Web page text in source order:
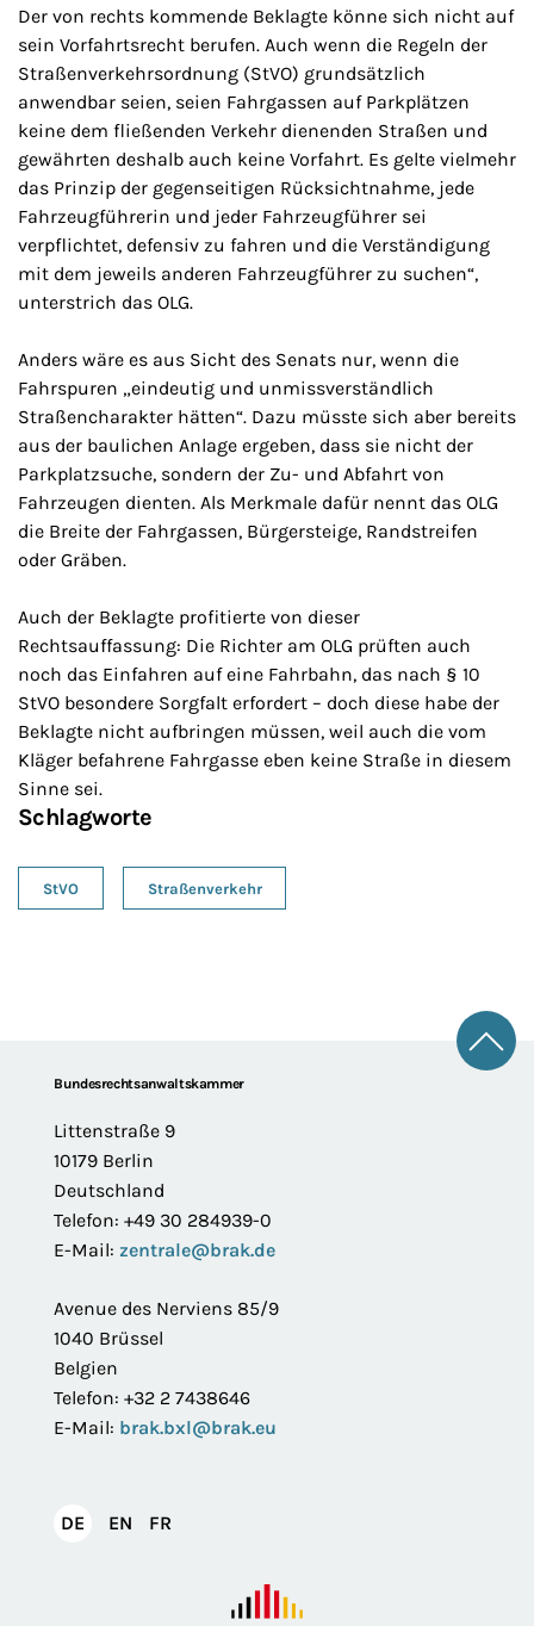
Der von rechts kommende Beklagte könne sich nicht auf
sein Vorfahrtsrecht berufen. Auch wenn die Regeln der
Straßenverkehrsordnung (StVO) grundsätzlich
anwendbar seien, seien Fahrgassen auf Parkplätzen
keine dem fließenden Verkehr dienenden Straßen und
gewährten deshalb auch keine Vorfahrt. Es gelte vielmehr
das Prinzip der gegenseitigen Rücksichtnahme, jede
Fahrzeugführerin und jeder Fahrzeugführer sei
verpflichtet, defensiv zu fahren und die Verständigung
mit dem jeweils anderen Fahrzeugführer zu suchen“,
unterstrich das OLG.
Anders wäre es aus Sicht des Senats nur, wenn die
Fahrspuren „eindeutig und unmissverständlich
Straßencharakter hätten“. Dazu müsste sich aber bereits
aus der baulichen Anlage ergeben, dass sie nicht der
Parkplatzsuche, sondern der Zu- und Abfahrt von
Fahrzeugen dienten. Als Merkmale dafür nennt das OLG
die Breite der Fahrgassen, Bürgersteige, Randstreifen
oder Gräben.
Auch der Beklagte profitierte von dieser
Rechtsauffassung: Die Richter am OLG prüften auch
noch das Einfahren auf eine Fahrbahn, das nach § 10
StVO besondere Sorgfalt erfordert – doch diese habe der
Beklagte nicht aufbringen müssen, weil auch die vom
Kläger befahrene Fahrgasse eben keine Straße in diesem
Sinne sei.
Schlagworte
StVO Straßenverkehr
FooterBundesrechtsanwaltskammer
Littenstraße 9
10179 Berlin
Deutschland
Telefon: +49 30 284939-0
E-Mail: zentrale@brak.de
Avenue des Nerviens 85/9
1040 Brüssel
Belgien
Telefon: +32 2 7438646
E-Mail: brak.bxl@brak.eu
DEDeutsch
EN English
FR